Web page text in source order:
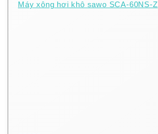
Máy xông hơi khô sawo SCA-60NS-Z